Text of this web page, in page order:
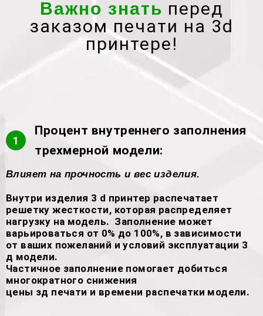
Важно знать перед
заказом печати на 3d
принтере!
1
Процент внутреннего заполнения
трехмерной модели:
Влияет на прочность и вес изделия.
Внутри изделия 3 d принтер распечатает
решетку жесткости, которая распределяет
нагрузку на модель. Заполнение может
варьироваться от 0% до 100%, в зависимости
от ваших пожеланий и условий эксплуатации 3
д модели.
Частичное заполнение помогает добиться
многократного снижения
цены зд печати и времени распечатки модели.